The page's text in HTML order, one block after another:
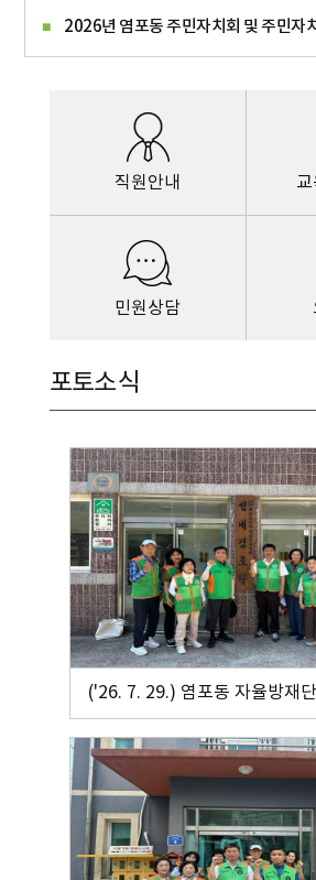
직원안내
민원상담
포토소식
('26. 7. 29.) 염포동 자율방재단
(성내경로당) 냉방기 등